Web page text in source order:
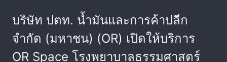
บริษัท ปตท. น้ำมันและการค้าปลีก
จำกัด (มหาชน) (OR) เปิดให้บริการ
OR Space โรงพยาบาลธรรมศาสตร์